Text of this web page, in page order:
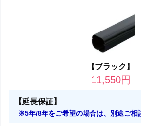
【ブラック】
11,550円
【延長保証】
※5年/8年をご希望の場合は、別途ご相